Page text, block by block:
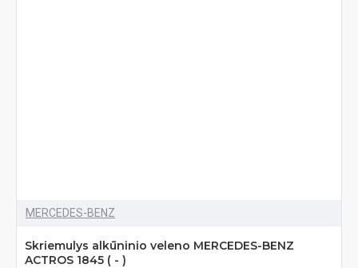
MERCEDES-BENZ
Skriemulys alkūninio veleno MERCEDES-BENZ
ACTROS 1845 ( - )